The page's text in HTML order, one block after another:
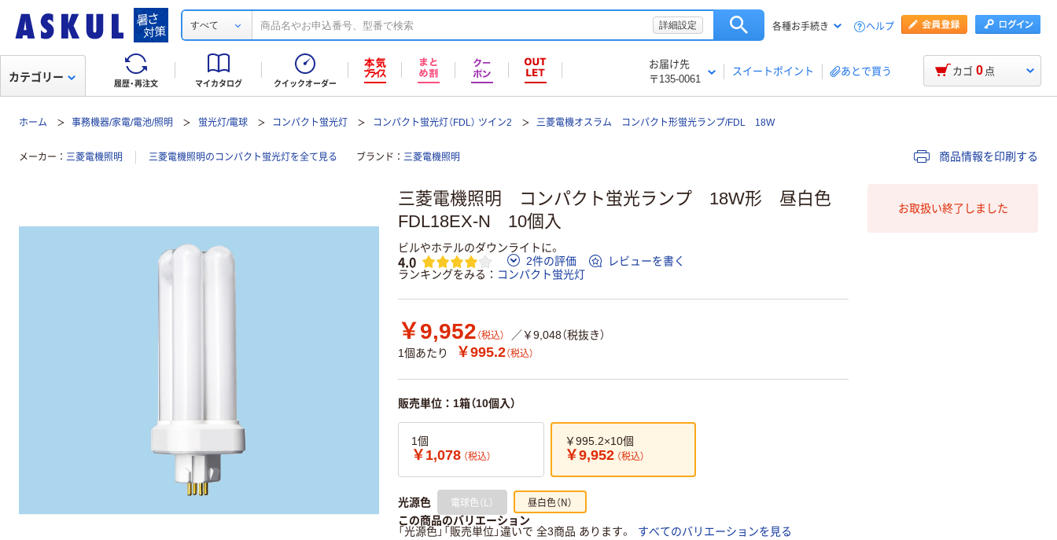
すべて 詳細設定 各種お手続き ヘルプ
履歴・再注文 マイカタログ クイックオーダー
お届け先
〒135-0061
スイートポイント あとで買う
カテゴリー カゴ 0 点
ホーム 事務機器/家電/電池/照明 蛍光灯/電球 コンパクト蛍光灯 コンパクト蛍光灯（FDL） ツイン2 三菱電機オスラム コンパクト形蛍光ランプ/FDL 18W
メーカー 三菱電機照明 三菱電機照明のコンパクト蛍光灯を全て見る ブランド 三菱電機照明 商品情報を印刷する
三菱電機照明 コンパクト蛍光ランプ 18W形 昼白色
FDL18EX-N 10個入
ビルやホテルのダウンライトに。
4.0 2件の評価
レビューを書く
ランキングをみる
コンパクト蛍光灯
￥9,952 （税込）
／￥9,048（税抜き）
1個あたり
￥995.2（税込）
販売単位：1箱（10個入）
1個
￥1,078 （税込）
￥995.2×10個
￥9,952 （税込）
光源色 電球色（L） 昼白色（N）
この商品のバリエーション
「光源色」「販売単位」違いで 全3商品 あります。
すべてのバリエーションを見る
お取扱い終了しました